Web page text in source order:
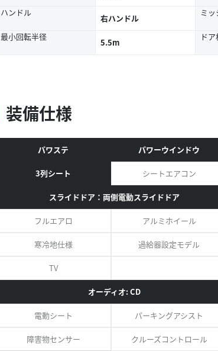
ハンドル
右ハンドル ミ
最小回転半径
5.5m ド
装備仕様
パワステ パワーウインドウ
3列シート シートエアコン
スライドドア：両側電動スライドドア
フルエアロ アルミホイール
寒冷地仕様 過給器設定モデル
TV
オーディオ: CD
電動シート パーキングアシスト
障害物センサー クルーズコントロール